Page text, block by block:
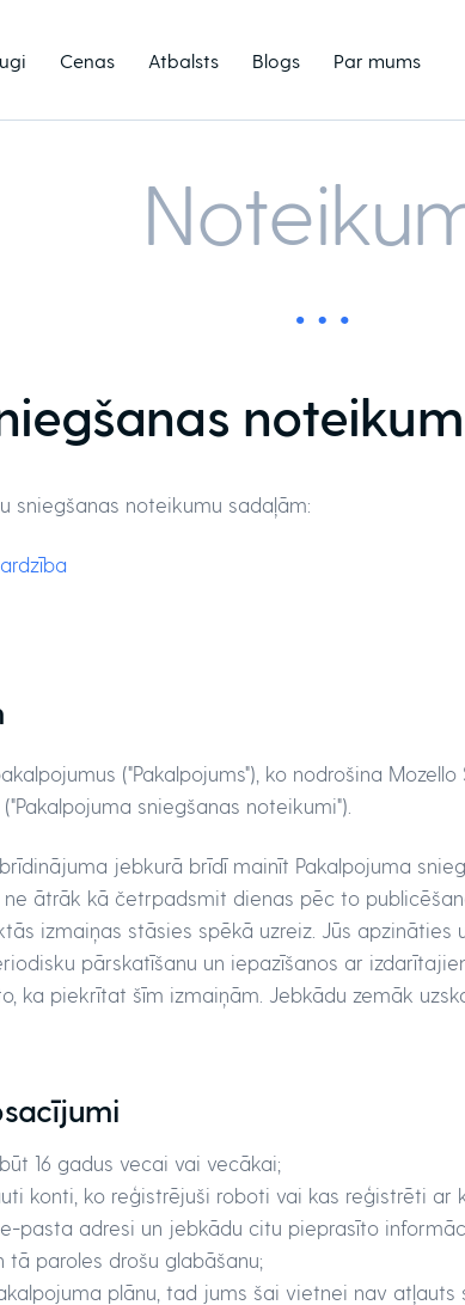
Cenas Atbalsts Blogs Par mums
sniegšanas noteikumu sadaļām:
("Pakalpojums"), ko nodrošina Mozello
sniegšanas noteikumi").
jebkurā brīdī mainīt Pakalpojuma
ātrāk kā četrpadsmit dienas pēc to
izmaiņas stāsies spēkā uzreiz. Jūs
pārskatīšanu un iepazīšanos ar
ka piekrītat šīm izmaiņām. Jebkādu zemāk
16 gadus vecai vai vecākai;
konti, ko reģistrējuši roboti vai kas reģistrēti
pasta adresi un jebkādu citu pieprasīto
paroles drošu glabāšanu;
plānu, tad jums šai vietnei nav